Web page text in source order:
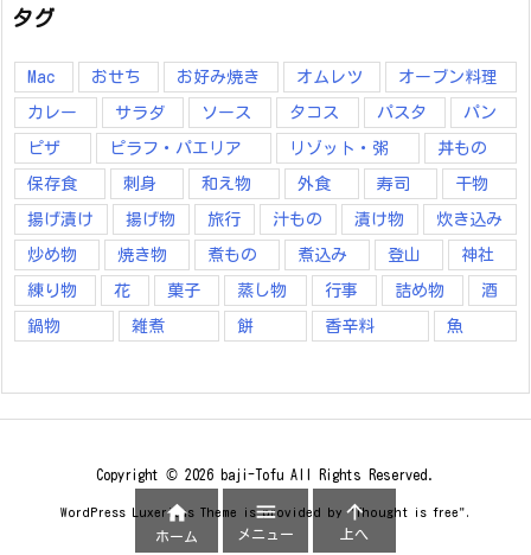
タグ
Mac おせち お好み焼き オムレツ オーブン料理
カレー サラダ ソース タコス パスタ パン
ピザ ピラフ・パエリア リゾット・粥 丼もの
保存食 刺身 和え物 外食 寿司 干物
揚げ漬け 揚げ物 旅行 汁もの 漬け物 炊き込み
炒め物 焼き物 煮もの 煮込み 登山 神社
練り物 花 菓子 蒸し物 行事 詰め物 酒
鍋物 雑煮 餅 香辛料 魚
Copyright © 2026 baji-Tofu All Rights Reserved.
WordPress Luxeritas Theme is provided by "Thought is free".

ホーム

メニュー

上へ